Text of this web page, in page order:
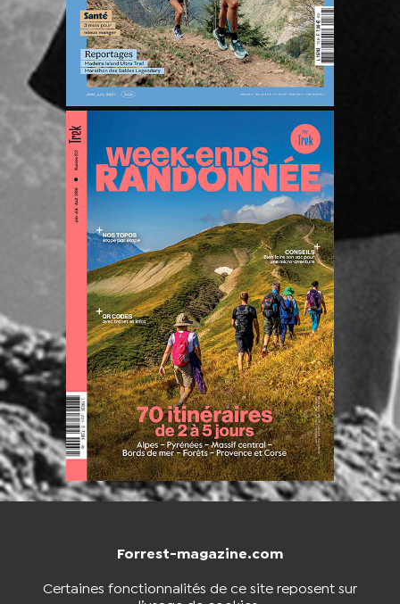
Forrest-magazine.com
Certaines fonctionnalités de ce site reposent sur
NOUS CONTACTER BOUTIQUE